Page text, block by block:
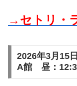
→セトリ・
2026年3月15
A館 昼：